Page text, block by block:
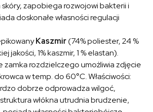
zapobiega rozwojowi bakterii i
doskonałe własności regulacji
Kaszmir(74% poliester, 24 %
jakości, 1% kaszmir, 1 % elastan).
zamka rozdzielczego umożliwia zdjęcie
w temp. do 60°C. Właściwości:
dobrze odprowadza wilgoć,
włókna utrudnia brudzenie,